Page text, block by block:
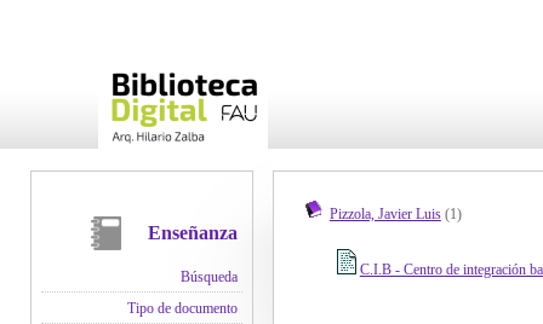
Enseñanza
Búsqueda
Tipo de documento
Pizzola, Javier Luis(1)
C.I.B - Centro de integración